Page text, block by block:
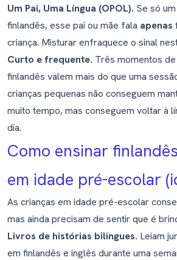
Um Pai, Uma Língua (OPOL). Se só
finlandês, esse pai ou mãe fala apenas
criança. Misturar enfraquece o sinal
Curto e frequente. Três momentos
finlandês valem mais do que uma
crianças pequenas não conseguem
muito tempo, mas conseguem voltar à
dia.
Como ensinar
em idade pré-escolar
As crianças em idade pré-escolar
mas ainda precisam de sentir que é
Livros de histórias bilingues. Leiam
em finlandês e inglês durante uma